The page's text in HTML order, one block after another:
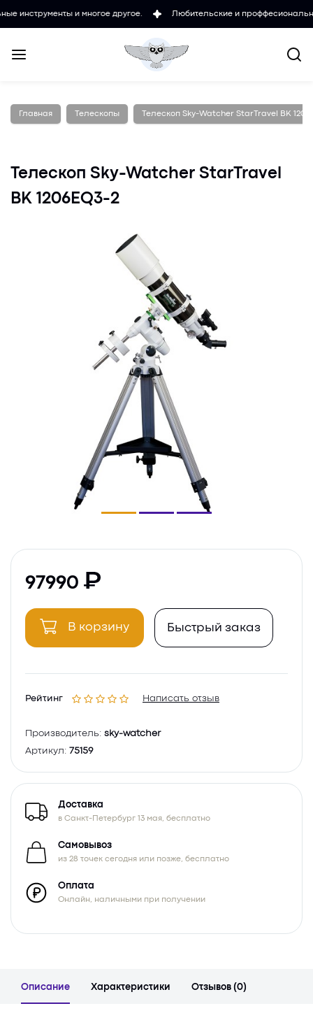
и многое другое. Любительские и проффесиональные
Главная Телескопы Телескоп Sky-Watcher StarTravel BK
Телескоп Sky-Watcher StarTravel
BK 1206EQ3-2
Рейтинг Написать отзыв
Производитель: sky-watcher
Артикул: 75159
97990
В корзину Быстрый заказ
Доставка
в Санкт-Петербург 13 мая, бесплатно
Самовывоз
из 28 точек сегодня или позже, бесплатно
Оплата
Онлайн, наличными при получении
Описание Характеристики Отзывов (0)